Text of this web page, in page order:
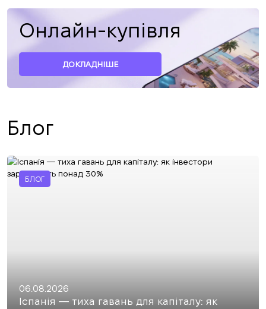
Онлайн-купівля
ДОКЛАДНІШЕ
Блог
БЛОГ
06.08.2026
Іспанія — тиха гавань для капіталу: як